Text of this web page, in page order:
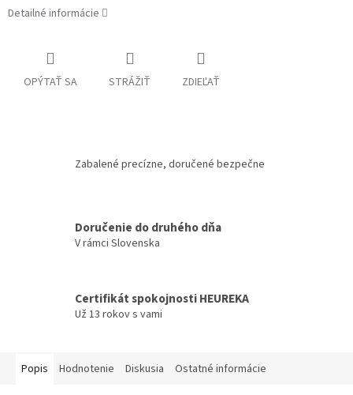
Detailné informácie
OPÝTAŤ SA STRÁŽIŤ ZDIEĽAŤ
Zabalené precízne, doručené bezpečne
Doručenie do druhého dňa
V rámci Slovenska
Certifikát spokojnosti HEUREKA
Už 13 rokov s vami
Popis Hodnotenie Diskusia Ostatné informácie